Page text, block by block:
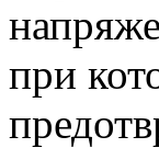
при